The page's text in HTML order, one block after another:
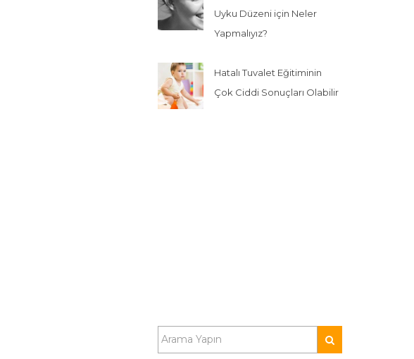
Uyku Düzeni için Neler
Yapmalıyız?
Hatalı Tuvalet Eğitiminin
Çok Ciddi Sonuçları Olabilir